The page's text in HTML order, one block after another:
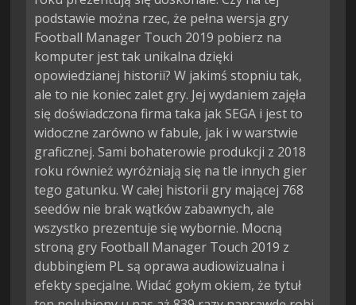
podstawie można rzec, że pełna wersja gry
Football Manager Touch 2019 pobierz na
komputer jest tak unikalna dzięki
opowiedzianej historii? W jakimś stopniu tak,
ale to nie koniec zalet gry. Jej wydaniem zajęła
się doświadczona firma taka jak SEGA i jest to
widoczne zarówno w fabule, jak i w warstwie
graficznej. Sami bohaterowie produkcji z 2018
roku również wyróżniają się na tle innych gier
tego gatunku. W całej historii gry mającej 768
seedów nie brak wątków zabawnych, ale
wszystko prezentuje się wybornie. Mocną
stroną gry Football Manager Touch 2019 z
dubbingiem PL są oprawa audiowizualna i
efekty specjalne. Widać gołym okiem, że tytuł